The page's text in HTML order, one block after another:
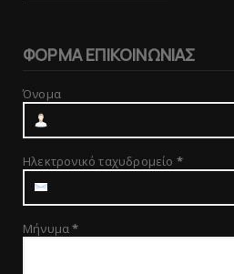
ΦΟΡΜΑ ΕΠΙΚΟΙΝΩΝΙΑΣ
Όνομα
Ηλεκτρονικό ταχυδρομείο *
Μήνυμα*